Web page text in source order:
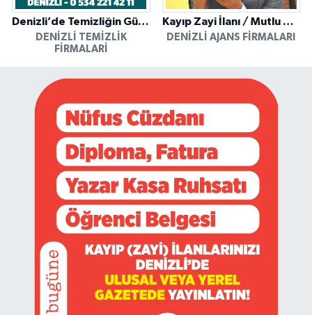
Denizli’de Temizliğin Güvenilir Adresi: Özkan Yerinde Yıkama
DENIZLI TEMIZLIK
FIRMALARI
Kayıp Zayi İlanı / Mutlu Ajans / Denizli
DENIZLI AJANS FIRMALARI